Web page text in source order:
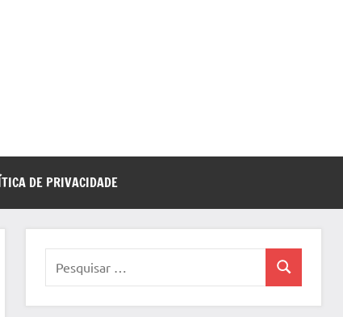
DE PRIVACIDADE
Pesquisa